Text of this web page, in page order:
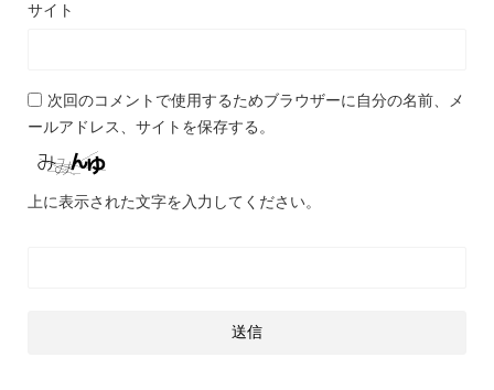
サイト
次回のコメントで使用するためブラウザーに自分の名前、メ
ールアドレス、サイトを保存する。
上に表示された文字を入力してください。